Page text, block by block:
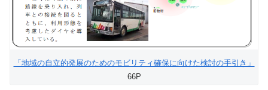
「地域の自立的発展のためのモビリティ確保に向けた検討の手引き」
66P